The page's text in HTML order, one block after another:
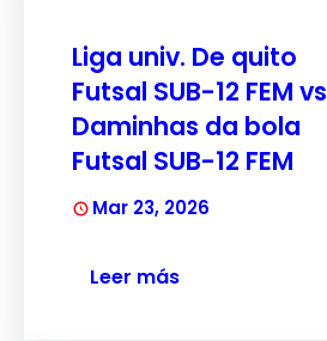
Liga univ. De quito
Futsal SUB-12 FEM vs
Daminhas da bola
Futsal SUB-12 FEM
Mar 23, 2026
Leer más